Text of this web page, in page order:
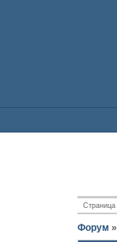
Страница
Форум »